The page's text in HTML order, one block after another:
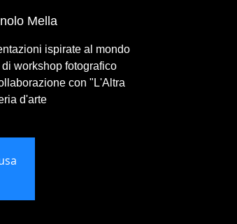
Mella
ispirate al mondo
workshop fotografico
con "L'Altra
d'arte